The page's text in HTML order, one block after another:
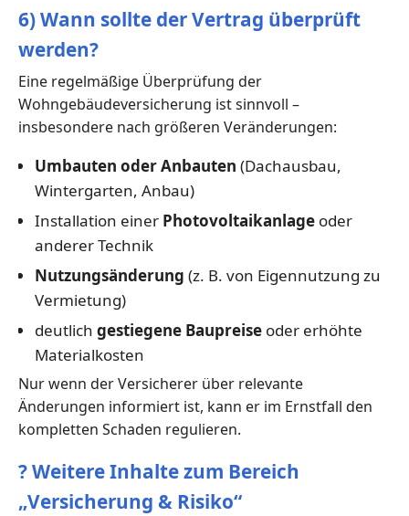
6) Wann sollte der Vertrag überprüft
werden?
Eine regelmäßige Überprüfung der
Wohngebäudeversicherung ist sinnvoll –
insbesondere nach größeren Veränderungen:
Umbauten oder Anbauten (Dachausbau,
Wintergarten, Anbau)
Installation einer Photovoltaikanlageoder
anderer Technik
Nutzungsänderung (z. B. von Eigennutzung zu
Vermietung)
deutlich gestiegene Baupreiseoder erhöhte
Materialkosten
Nur wenn der Versicherer über relevante
Änderungen informiert ist, kann er im Ernstfall den
kompletten Schaden regulieren.
?Weitere Inhalte zum Bereich
„Versicherung & Risiko“